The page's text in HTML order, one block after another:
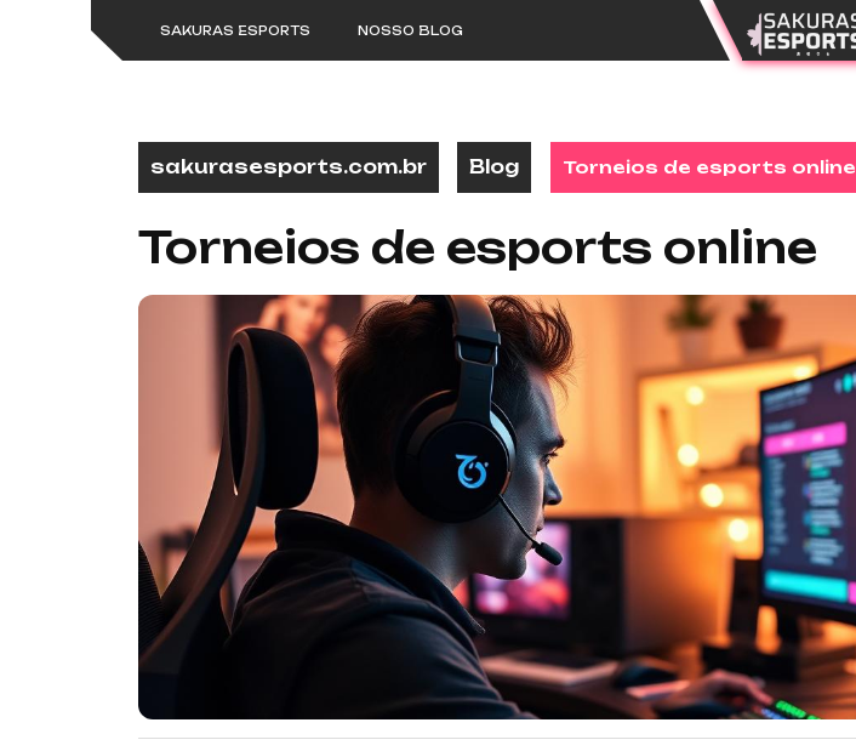
SAKURAS ESPORTS NOSSO BLOG
sakurasesports.com.br Blog Torneios de esports online
Torneios de esports online